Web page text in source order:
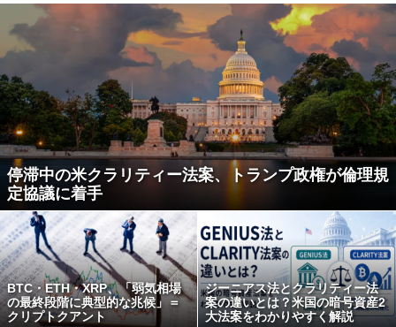
停滞中の米クラリティー法案、トランプ政権が倫理規
定協議に着手
BTC・ETH・XRP、「弱気相場
の最終段階に典型的な兆候」＝
クリプトクアント
ジーニアス法とクラリティー法
案の違いとは？米国の暗号資産2
大法案をわかりやすく解説